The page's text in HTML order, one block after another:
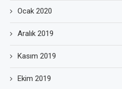
Ocak 2020
Aralık 2019
Kasım 2019
Ekim 2019